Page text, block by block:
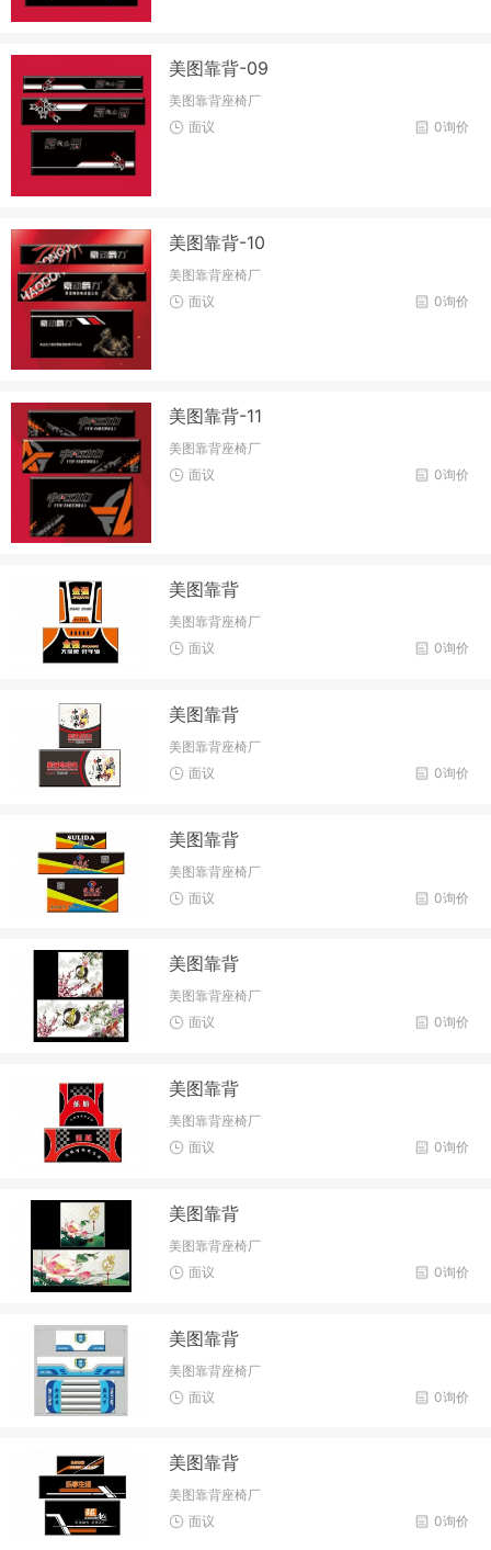
美图靠背-09
美图靠背座椅厂
0询价
面议
美图靠背-10
美图靠背座椅厂
0询价
面议
美图靠背-11
美图靠背座椅厂
0询价
面议
美图靠背
美图靠背座椅厂
0询价
面议
美图靠背
美图靠背座椅厂
0询价
面议
美图靠背
美图靠背座椅厂
0询价
面议
美图靠背
美图靠背座椅厂
0询价
面议
美图靠背
美图靠背座椅厂
0询价
面议
美图靠背
美图靠背座椅厂
0询价
面议
美图靠背
美图靠背座椅厂
0询价
面议
美图靠背
美图靠背座椅厂
0询价
面议